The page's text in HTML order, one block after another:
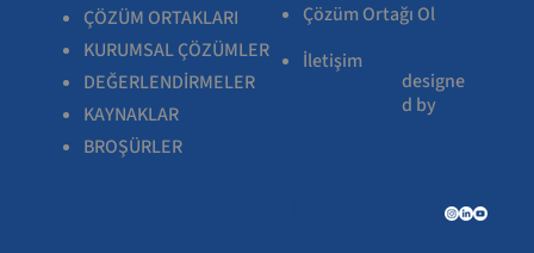
ÇÖZÜM ORTAKLARI
KURUMSAL ÇÖZÜMLER
DEĞERLENDİRMELER
KAYNAKLAR
BROŞÜRLER
Çözüm Ortağı Ol
İletişim
designe
d by